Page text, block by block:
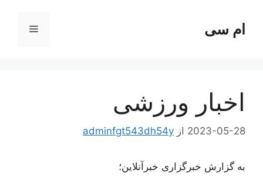
محتواام سی فهرست
اخبار ورزشی
2023-05-28 از adminfgt543dh54y
به گزارش خبرگزاری خبرآنلاین؛